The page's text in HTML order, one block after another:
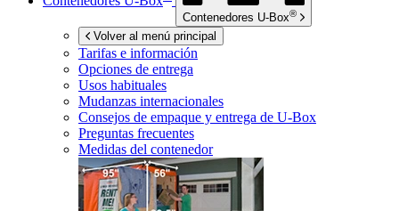
Contenedores U-Box®
Volver al menú principal
Tarifas e información
Opciones de entrega
Usos habituales
Mudanzas internacionales
Consejos de empaque y entrega de U-Box
Preguntas frecuentes
Medidas del contenedor